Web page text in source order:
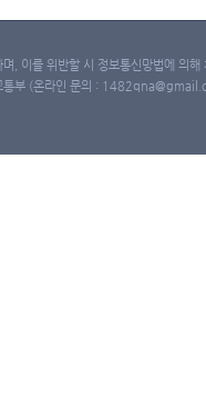
, 이를 위반할 시 정보통신망법에 의
통부 (온라인 문의 :